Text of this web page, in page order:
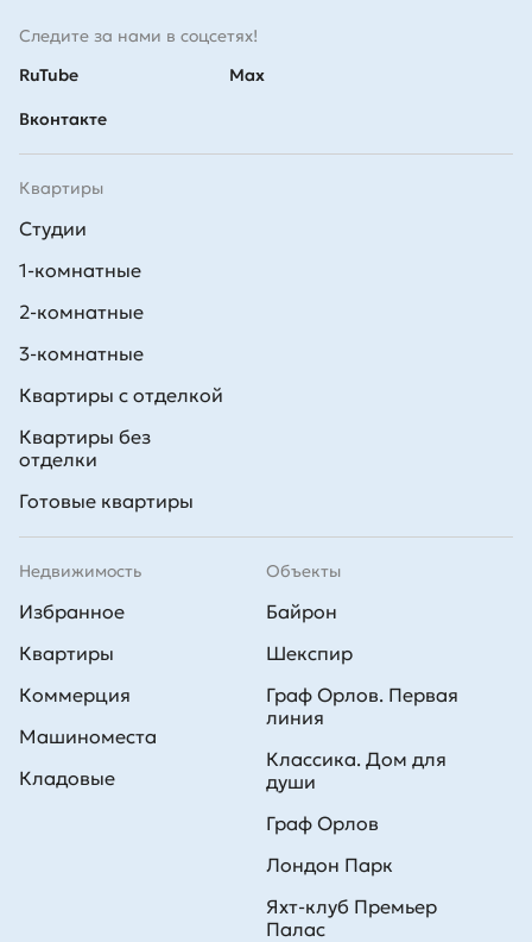
Следите за нами в соцсетях!
RuTube
Вконтакте
Max
Квартиры
Студии
1-комнатные
2-комнатные
3-комнатные
Квартиры с отделкой
Квартиры без
отделки
Готовые квартиры
Недвижимость
Избранное
Квартиры
Коммерция
Машиноместа
Кладовые
Объекты
Байрон
Шекспир
Граф Орлов. Первая
линия
Классика. Дом для
души
Граф Орлов
Лондон Парк
Яхт-клуб Премьер
Палас